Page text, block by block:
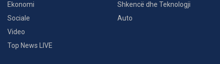
Ekonomi
Sociale
Video
Top News LIVE
Shkencë dhe Teknologji
Auto